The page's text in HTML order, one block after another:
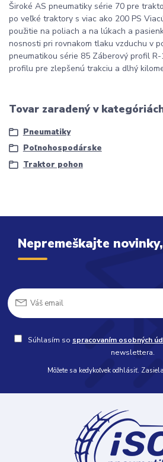
Široké AS pneumatiky série 70 pre
po veľké traktory s viac ako 200 PS
použitie na poliach a na lúkach a
nosnosti pri rovnakom tlaku vzduchu v
pneumatikou série 85 Záberový profil
profilu pre zlepšenú trakciu a dlhý
Tovar zaradený v
Pneumatiky
Poľnohospodárske
Traktor pohon
Nepremeškajte
Súhlasím so spracovaním osobných
newslettera.
Môžete sa kedykoľvek odhlásiť.